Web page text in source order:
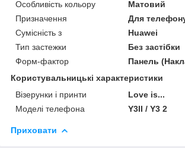
Особливість кольору
Матовий
Призначення
Для
Сумісність з
Huawei
Тип застежки
Без застібки
Форм-фактор
Панель
Користувальницькі характеристики
Візерунки і принти
Love is...
Моделі телефона
Y3II / Y3 2
Приховати